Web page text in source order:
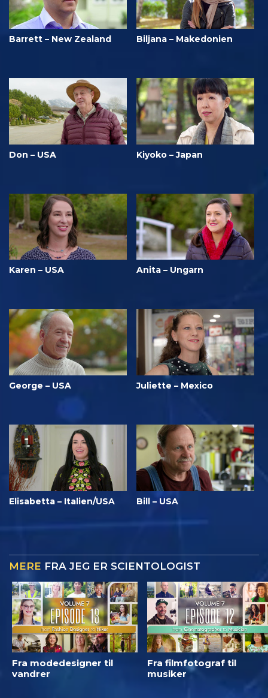
Barrett – New Zealand Biljana – Makedonien
Don – USA Kiyoko – Japan
Karen – USA Anita – Ungarn
George – USA Juliette – Mexico
Elisabetta – Italien/USA Bill – USA
MERE FRA JEG ER SCIENTOLOGIST
Fra modedesigner til
vandrer
Fra filmfotograf til
musiker